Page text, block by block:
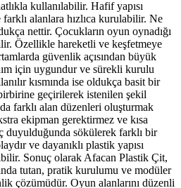
kullanılabilir. Hafif yapısı
alanlara hızlıca kurulabilir. Ne
nettir. Çocukların oyun oynadığı
Özellikle hareketli ve keşfetmeye
güvenlik açısından büyük
için uygundur ve sürekli kurulu
kısmında ise oldukça basit bir
geçirilerek istenilen şekil
farklı alan düzenleri oluşturmak
ekipman gerektirmez ve kısa
duyulduğunda sökülerek farklı bir
ve dayanıklı plastik yapısı
Sonuç olarak Afacan Plastik Çit,
tutan, pratik kurulumu ve modüler
çözümüdür. Oyun alanlarını düzenli